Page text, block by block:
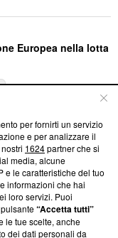
Europea nella lotta
su Blasting
ci impegniamo a
aderenza a
News non è
di farne
una verifica di
per fornirti un servizio
e per analizzare il
1624partner che si
media, alcune
e le caratteristiche del tuo
informazioni che hai
loro servizi. Puoi
“Accetta tutti”
le tue scelte, anche
dei dati personali da